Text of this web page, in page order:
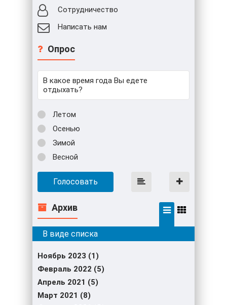
Сотрудничество
Написать нам
Опрос
В какое время года Вы едете
отдыхать?
Летом
Осенью
Зимой
Весной
Голосовать
Архив
Ноябрь 2023 (1)
Февраль 2022 (5)
Апрель 2021 (5)
Март 2021 (8)